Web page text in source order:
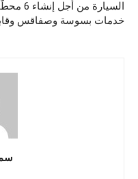
السيارة من أجل
خدمات بسوسة وصفاقس